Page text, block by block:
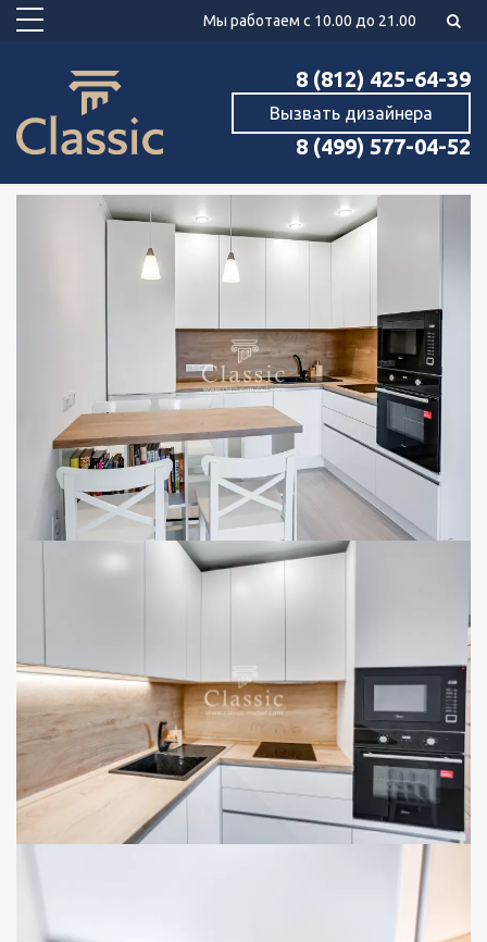
Мы работаем с 10.00 до 21.00
8 (812) 425-64-39
Вызвать дизайнера
8 (499) 577-04-52